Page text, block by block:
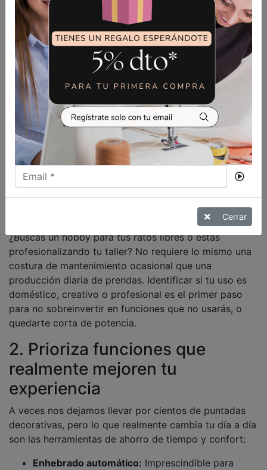
Cómo elegir la máquina de
coser ideal este 2026: Guía
de experto
Elegir una máquina de coser es una inversión
importante. Para que aciertes a la primera y tu nueva
compañera te acompañe durante años, enEntre
Máquinas de Coser
te recomendamos analizar estos
cuatro pilares antes de comprar:
1. Define tu perfil y frecuencia
¿Buscas un hobby para tus ratos libres o estás
profesionalizando tu taller? No requiere lo mismo una
costura de mantenimiento ocasional que una
producción diaria de prendas. Identificar si tu uso es
doméstico, creativo o profesional es el primer paso
para no sobreinvertir en funciones que no usarás, o
quedarte corta de potencia.
2. Prioriza funciones que
realmente mejoren tu
experiencia
A veces nos dejamos llevar por cientos de puntadas
decorativas, pero lo que realmente cambia tu día a día
son las herramientas de ahorro de tiempo y confort:
Enhebrado automático: Imprescindible para
Cerrar